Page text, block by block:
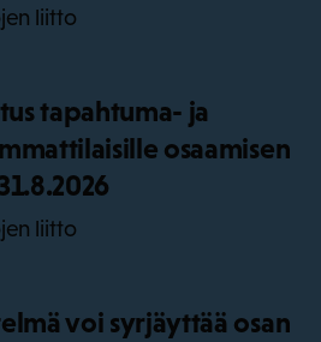
liitto
tapahtuma- ja
osaamisen
liitto
voi syrjäyttää osan